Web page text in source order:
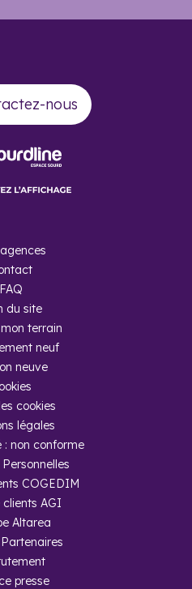
nous
FAQ
du site
terrain
neuf
neuve
cookies
légales
: non conforme
COGEDIM
clients AGI
Altarea
presse